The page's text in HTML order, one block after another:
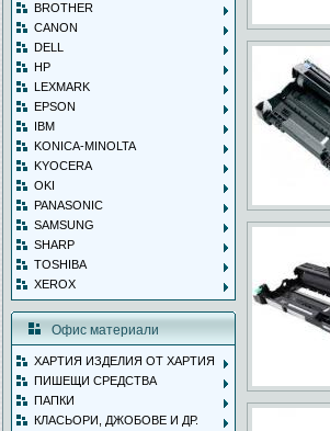
BROTHER
CANON
DELL
HP
LEXMARK
EPSON
IBM
KONICA-MINOLTA
KYOCERA
OKI
PANASONIC
SAMSUNG
SHARP
TOSHIBA
XEROX
Офис материали
ХАРТИЯ ИЗДЕЛИЯ ОТ ХАРТИЯ
ПИШЕЩИ СРЕДСТВА
ПАПКИ
КЛАСЬОРИ, ДЖОБОВЕ И ДР.